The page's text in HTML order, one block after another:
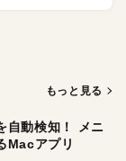
もっと見る
自動検知！ メニ
Macアプリ